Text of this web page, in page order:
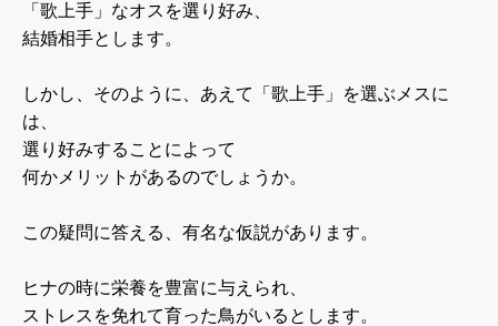
「歌上手」なオスを選り好み、
結婚相手とします。
しかし、そのように、あえて「歌上手」を選ぶメスに
は、
選り好みすることによって
何かメリットがあるのでしょうか。
この疑問に答える、有名な仮説があります。
ヒナの時に栄養を豊富に与えられ、
ストレスを免れて育った鳥がいるとします。